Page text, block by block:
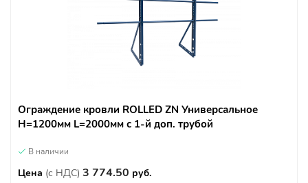
Ограждение кровли ROLLED ZN Универсальное
H=1200мм L=2000мм с 1-й доп. трубой
В наличии
Цена (с НДС) 3 774.50 руб.